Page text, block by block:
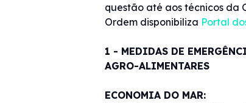
questão até aos técnicos da
Ordem disponibiliza Portal
1 - MEDIDAS DE
AGRO-ALIMENTARES
ECONOMIA DO MAR: